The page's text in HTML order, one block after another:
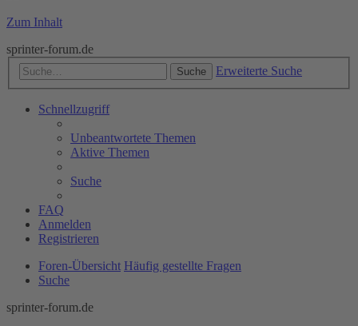
Zum Inhalt
sprinter-forum.de
Suche Erweiterte Suche
Schnellzugriff
Unbeantwortete Themen
Aktive Themen
Suche
FAQ
Anmelden
Registrieren
Foren-Übersicht Häufig gestellte Fragen
Suche
sprinter-forum.de